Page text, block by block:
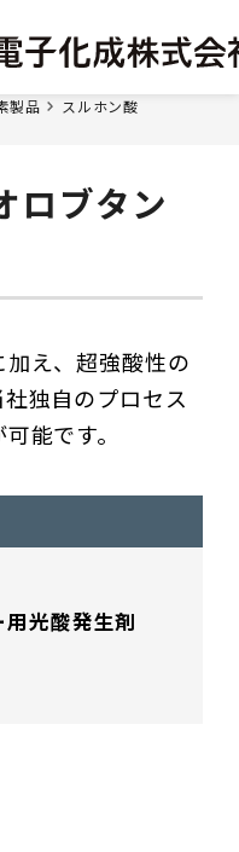
製品
スルホン酸
ロブタン
え、超強酸性の
独自のプロセス
能です。
光酸発生剤